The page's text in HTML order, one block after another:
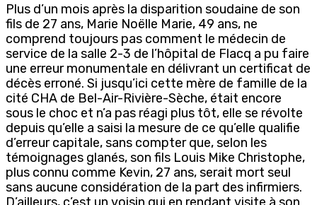
Plus d’un mois après la disparition soudaine de son
fils de 27 ans, Marie Noëlle Marie, 49 ans, ne
comprend toujours pas comment le médecin de
service de la salle 2-3 de l’hôpital de Flacq a pu faire
une erreur monumentale en délivrant un certificat de
décès erroné. Si jusqu’ici cette mère de famille de la
cité CHA de Bel-Air-Rivière-Sèche, était encore
sous le choc et n’a pas réagi plus tôt, elle se révolte
depuis qu’elle a saisi la mesure de ce qu’elle qualifie
d’erreur capitale, sans compter que, selon les
témoignages glanés, son fils Louis Mike Christophe,
plus connu comme Kevin, 27 ans, serait mort seul
sans aucune considération de la part des infirmiers.